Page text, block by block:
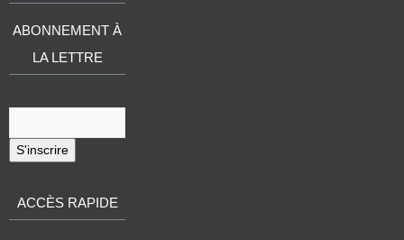
ABONNEMENT À
LA LETTRE
S'inscrire
ACCÈS RAPIDE